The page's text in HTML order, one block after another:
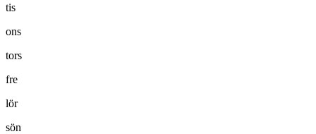
tis
ons
tors
fre
lör
sön